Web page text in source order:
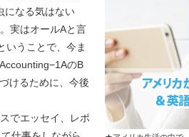
になる気はない
実はオールAと言
いうことで、今ま
のB
けるために、今後
でエッセイ、レポ